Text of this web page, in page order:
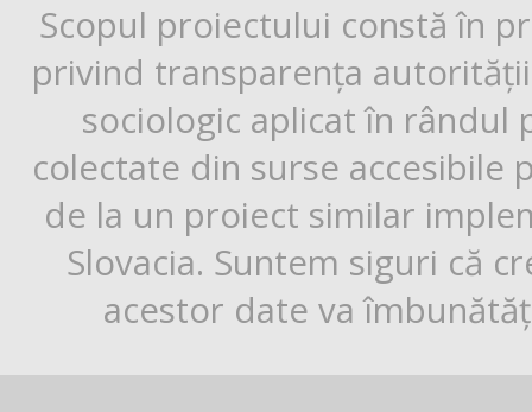
Scopul proiectului constă în
privind transparența
sociologic aplicat în rândul
colectate din surse
de la un proiect similar
Slovacia. Suntem siguri că
acestor date va